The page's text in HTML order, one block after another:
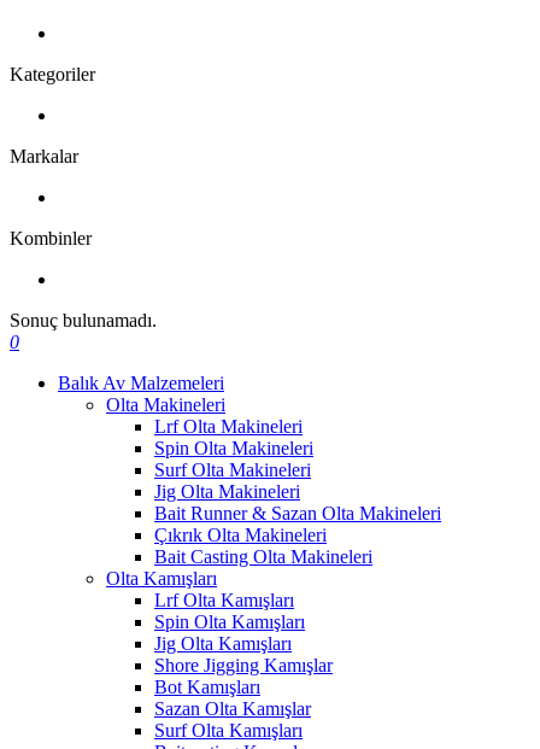
Kategoriler
Markalar
Kombinler
Sonuç bulunamadı.
0
Balık Av Malzemeleri
Olta Makineleri
Lrf Olta Makineleri
Spin Olta Makineleri
Surf Olta Makineleri
Jig Olta Makineleri
Bait Runner & Sazan Olta Makineleri
Çıkrık Olta Makineleri
Bait Casting Olta Makineleri
Olta Kamışları
Lrf Olta Kamışları
Spin Olta Kamışları
Jig Olta Kamışları
Shore Jigging Kamışlar
Bot Kamışları
Sazan Olta Kamışlar
Surf Olta Kamışları